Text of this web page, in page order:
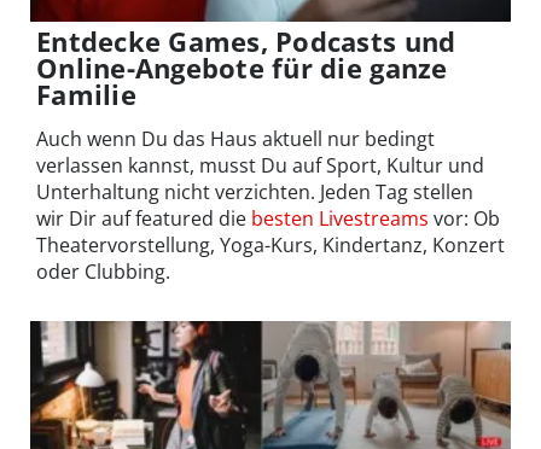
Entdecke Games, Podcasts und
Online-Angebote für die ganze
Familie
Auch wenn Du das Haus aktuell nur bedingt
verlassen kannst, musst Du auf Sport, Kultur und
Unterhaltung nicht verzichten. Jeden Tag stellen
wir Dir auf featured die besten Livestreams vor: Ob
Theatervorstellung, Yoga-Kurs, Kindertanz, Konzert
oder Clubbing.